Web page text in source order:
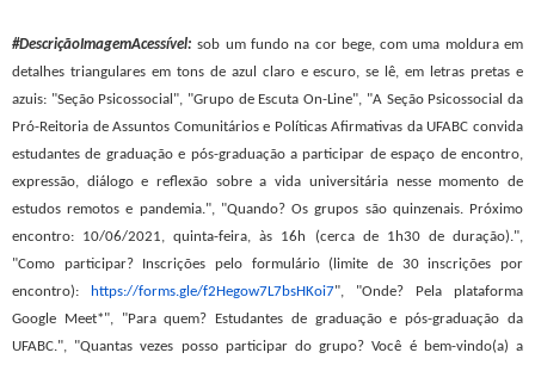
#DescriçãoImagemAcessível:sob um fundo na cor bege, com uma moldura em
detalhes triangulares em tons de azul claro e escuro, se lê, em letras pretas e
azuis: "Seção Psicossocial", "Grupo de Escuta On-Line", "A Seção Psicossocial da
Pró-Reitoria de Assuntos Comunitários e Políticas Afirmativas da UFABC convida
estudantes de graduação e pós-graduação a participar de espaço de encontro,
expressão, diálogo e reflexão sobre a vida universitária nesse momento de
estudos remotos e pandemia.", "Quando? Os grupos são quinzenais. Próximo
encontro: 10/06/2021, quinta-feira, às 16h (cerca de 1h30 de duração).",
"Como participar? Inscrições pelo formulário (limite de 30 inscrições por
encontro):
https://forms.gle/f2Hegow7L7bsHKoi7", "Onde? Pela plataforma
Google Meet*", "Para quem? Estudantes de graduação e pós-graduação da
UFABC.", "Quantas vezes posso participar do grupo? Você é bem-vindo(a) a